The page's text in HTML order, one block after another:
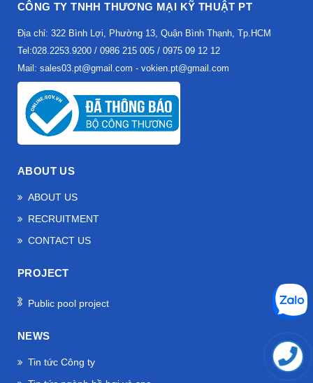
CÔNG TY TNHH THƯƠNG MẠI KỸ THUẬT PT
Địa chỉ: 322 Bình Lợi, Phường 13, Quận Bình Thạnh, Tp.HCM
Tel:028.2253.9200 / 0986 215 005 / 0975 09 12 12
Mail: sales03.pt@gmail.com - vokien.pt@gmail.com
ABOUT US
ABOUT US
RECRUITMENT
CONTACT US
PROJECT
Public pool project
NEWS
Tin tức Công ty